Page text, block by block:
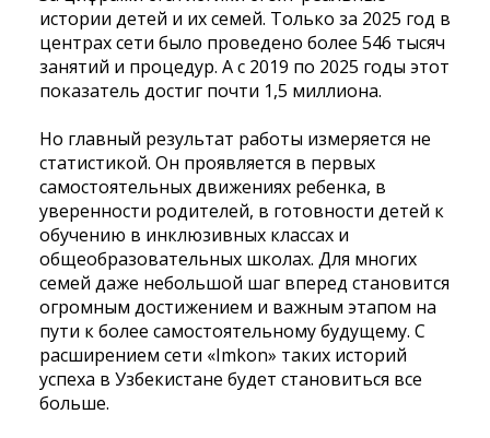
истории детей и их семей. Только за 2025 год в
центрах сети было проведено более 546 тысяч
занятий и процедур. А с 2019 по 2025 годы этот
показатель достиг почти 1,5 миллиона.
Но главный результат работы измеряется не
статистикой. Он проявляется в первых
самостоятельных движениях ребенка, в
уверенности родителей, в готовности детей к
обучению в инклюзивных классах и
общеобразовательных школах. Для многих
семей даже небольшой шаг вперед становится
огромным достижением и важным этапом на
пути к более самостоятельному будущему. С
расширением сети «Imkon» таких историй
успеха в Узбекистане будет становиться все
больше.